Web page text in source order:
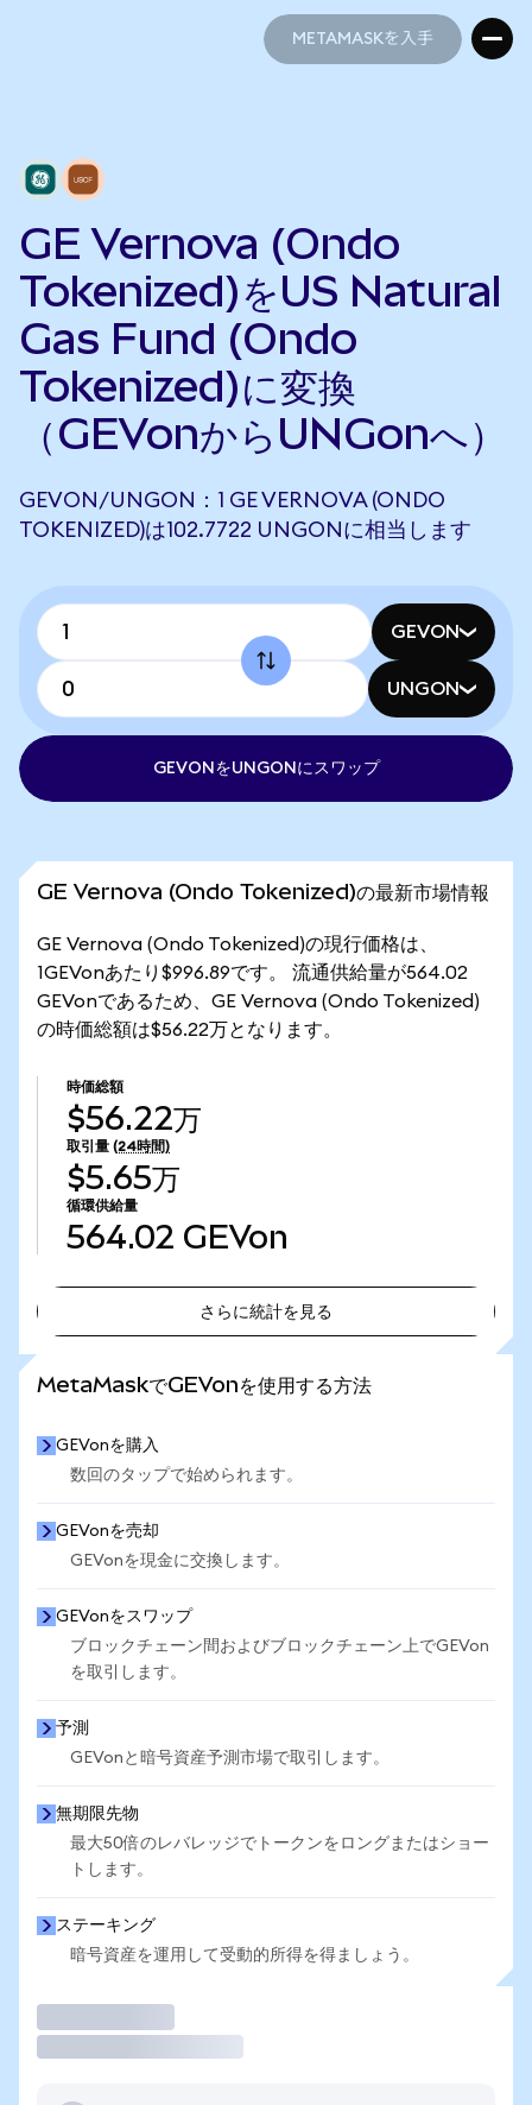
METAMASKを入手
GE Vernova (Ondo
Tokenized)をUS Natural
Gas Fund (Ondo
Tokenized)に変換
（GEVonからUNGonへ）
GEVON/UNGON：1 GE VERNOVA (ONDO
TOKENIZED)は102.7722 UNGONに相当します
GEVON
UNGON
GEVONをUNGONにスワップ
GE Vernova (Ondo Tokenized)の最新市場情報
GE Vernova (Ondo Tokenized)の現行価格は、
1GEVonあたり$996.89です。 流通供給量が564.02
GEVonであるため、GE Vernova (Ondo Tokenized)
の時価総額は$56.22万となります。
時価総額
$56.22万
取引量 (24時間)
$5.65万
循環供給量
564.02 GEVon
さらに統計を見る
MetaMaskでGEVonを使用する方法
GEVonを購入
数回のタップで始められます。
GEVonを売却
GEVonを現金に交換します。
GEVonをスワップ
ブロックチェーン間およびブロックチェーン上でGEVon
を取引します。
予測
GEVonと暗号資産予測市場で取引します。
無期限先物
最大50倍のレバレッジでトークンをロングまたはショー
トします。
ステーキング
暗号資産を運用して受動的所得を得ましょう。